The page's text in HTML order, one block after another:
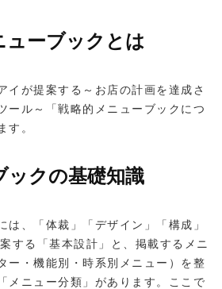
ューブックとは
イが提案する～お店の計画を達成さ
ール～「戦略的メニューブックにつ
す。
ックの基礎知識
は、「体裁」「デザイン」「構成」
する「基本設計」と、掲載するメニ
ー・機能別・時系別メニュー）を整
メニュー分類」があります。ここで